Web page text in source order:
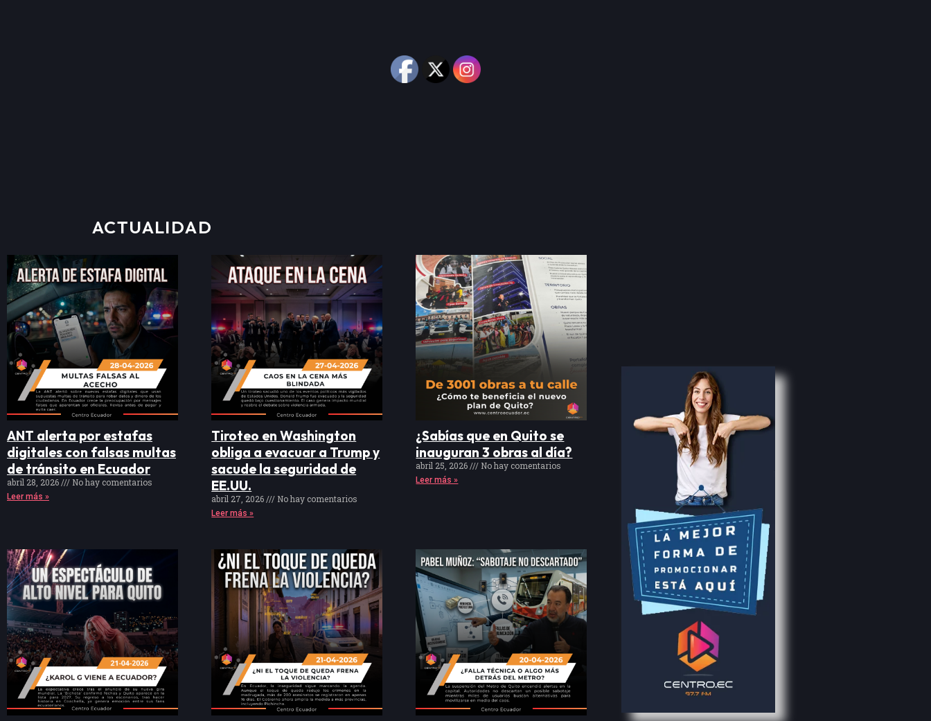
ACTUALIDAD
ANT alerta por estafas
digitales con falsas multas
de tránsito en Ecuador
abril 28, 2026 No hay comentarios
Leer más »
Tiroteo en Washington
obliga a evacuar a Trump y
sacude la seguridad de
EE.UU.
abril 27, 2026 No hay comentarios
Leer más »
¿Sabías que en Quito se
inauguran 3 obras al día?
abril 25, 2026 No hay comentarios
Leer más »